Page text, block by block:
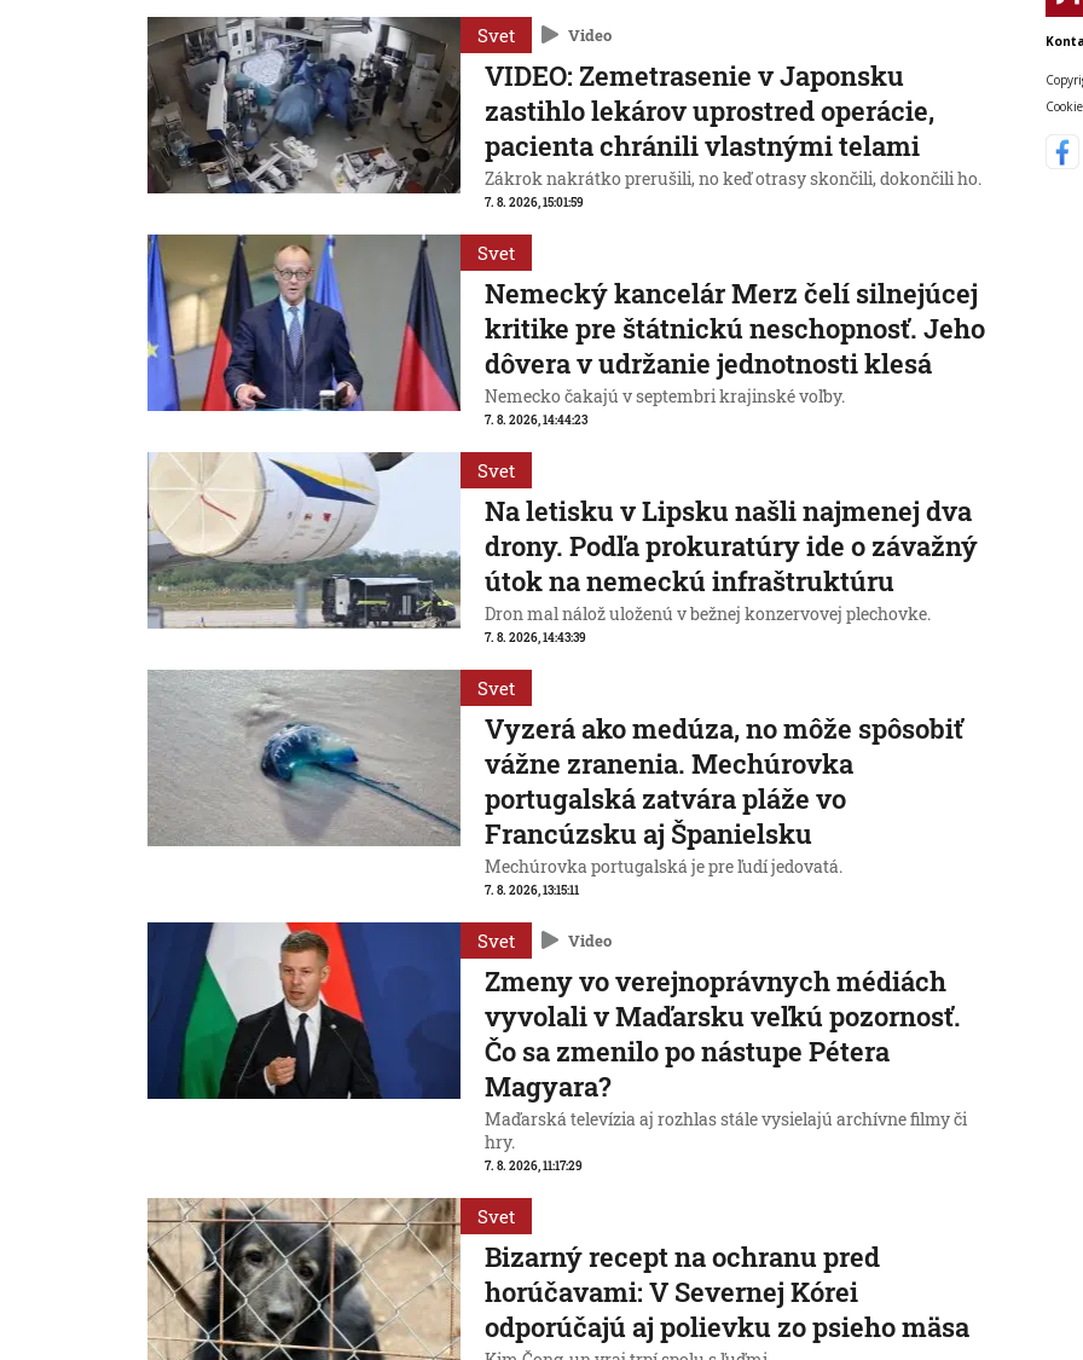
Svet Video
VIDEO: Zemetrasenie v Japonsku
zastihlo lekárov uprostred operácie,
pacienta chránili vlastnými telami
Zákrok nakrátko prerušili, no keď otrasy skončili, dokončili ho.
7. 8. 2026, 15:01:59
Svet
Nemecký kancelár Merz čelí silnejúcej
kritike pre štátnickú neschopnosť. Jeho
dôvera v udržanie jednotnosti klesá
Nemecko čakajú v septembri krajinské voľby.
7. 8. 2026, 14:44:23
Svet
Na letisku v Lipsku našli najmenej dva
drony. Podľa prokuratúry ide o závažný
útok na nemeckú infraštruktúru
Dron mal nálož uloženú v bežnej konzervovej plechovke.
7. 8. 2026, 14:43:39
Svet
Vyzerá ako medúza, no môže spôsobiť
vážne zranenia. Mechúrovka
portugalská zatvára pláže vo
Francúzsku aj Španielsku
Mechúrovka portugalská je pre ľudí jedovatá.
7. 8. 2026, 13:15:11
Svet Video
Zmeny vo verejnoprávnych médiách
vyvolali v Maďarsku veľkú pozornosť.
Čo sa zmenilo po nástupe Pétera
Magyara?
Maďarská televízia aj rozhlas stále vysielajú archívne filmy či
hry.
7. 8. 2026, 11:17:29
Svet
Bizarný recept na ochranu pred
horúčavami: V Severnej Kórei
odporúčajú aj polievku zo psieho mäsa